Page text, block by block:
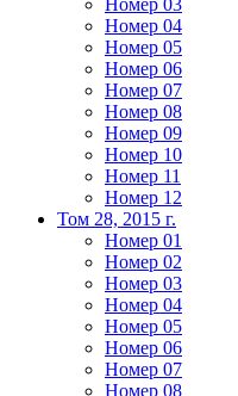
Номер 03
Номер 04
Номер 05
Номер 06
Номер 07
Номер 08
Номер 09
Номер 10
Номер 11
Номер 12
Том 28, 2015 г.
Номер 01
Номер 02
Номер 03
Номер 04
Номер 05
Номер 06
Номер 07
Номер 08